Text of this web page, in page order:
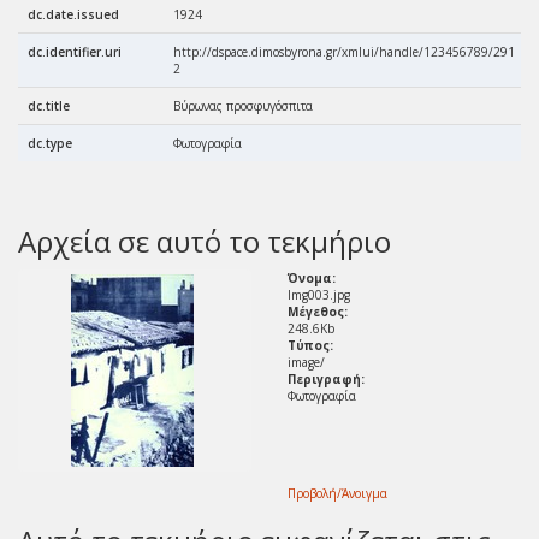
dc.date.issued 1924
dc.identifier.uri
http://dspace.dimosbyrona.gr/xmlui/handle/123456789/291
2
dc.title Βύρωνας προσφυγόσπιτα
dc.type Φωτογραφία
Αρχεία σε αυτό το τεκμήριο
Όνομα:
Img003.jpg
Μέγεθος:
248.6Kb
Τύπος:
image/
Περιγραφή:
Φωτογραφία
Προβολή/Άνοιγμα